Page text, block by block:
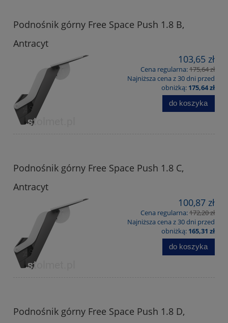
Podnośnik górny Free Space Push 1.8 B,
Antracyt
103,65 zł
Cena regularna:175,64 zł
Najniższa cena z 30 dni przed
obniżką: 175,64 zł
do koszyka
Podnośnik górny Free Space Push 1.8 C,
Antracyt
100,87 zł
Cena regularna:172,20 zł
Najniższa cena z 30 dni przed
obniżką: 165,31 zł
do koszyka
Podnośnik górny Free Space Push 1.8 D,